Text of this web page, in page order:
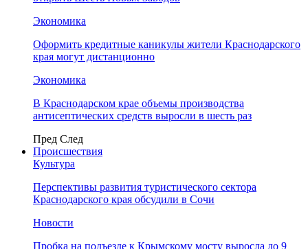
Экономика
Оформить кредитные каникулы жители Краснодарского
края могут дистанционно
Экономика
В Краснодарском крае объемы производства
антисептических средств выросли в шесть раз
Пред След
Происшествия
Культура
Перспективы развития туристического сектора
Краснодарского края обсудили в Сочи
Новости
Пробка на подъезде к Крымскому мосту выросла до 9